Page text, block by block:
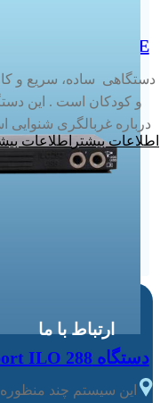
Otoport LE
دستگاهی ساده، سریع و
درباره غربالگری
یادگیری
کمتر از 7 ثانیه نتایج مبنی بر Pass/Refer را نشان دهد.
اطلاعات
دستگاه Echoport ILO 288
این سیستم چند
ارتباط با ما